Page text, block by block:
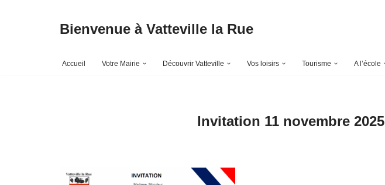
Bienvenue à Vatteville la Rue
Accueil Votre Mairie Découvrir Vatteville Vos loisirs Tourisme A l’école
Invitation 11 novembre 2025